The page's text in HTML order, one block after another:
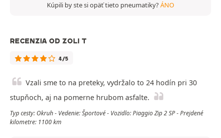
Kúpili by ste si opäť tieto pneumatiky?ÁNO
RECENZIA OD ZOLI T
4/5
Vzali sme to na preteky, vydržalo to 24 hodín pri 30
stupňoch, aj na pomerne hrubom asfalte.
Typ cesty: Okruh - Vedenie: Športové - Vozidlo: Piaggio Zip 2 SP - Prejdené
kilometre: 1100 km